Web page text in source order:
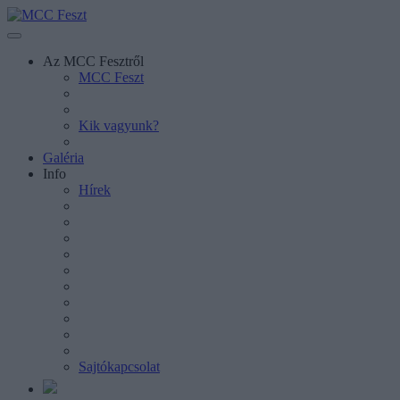
Az MCC Fesztről
MCC Feszt
Kik vagyunk?
Galéria
Info
Hírek
Sajtókapcsolat